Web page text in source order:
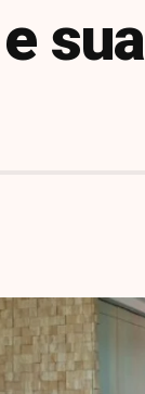
sua